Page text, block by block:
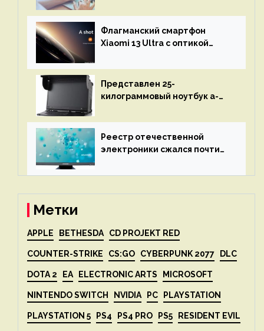
остановится до полного
восстановления кода и
объяснит, что пошло не так
Флагманский смартфон
Xiaomi 13 Ultra с оптикой
представят 18 апреля
Представлен 25-
килограммовый ноутбук a-
до 3 Тбайт DDR5 и шесть
дисплеев
Реестр отечественной
электроники сжался почти
Метки
APPLE BETHESDA CD PROJEKT RED
COUNTER-STRIKE CS:GO CYBERPUNK 2077 DLC
DOTA 2 EA ELECTRONIC ARTS MICROSOFT
NINTENDO SWITCH NVIDIA PC PLAYSTATION
PLAYSTATION 5 PS4 PS4 PRO PS5 RESIDENT EVIL